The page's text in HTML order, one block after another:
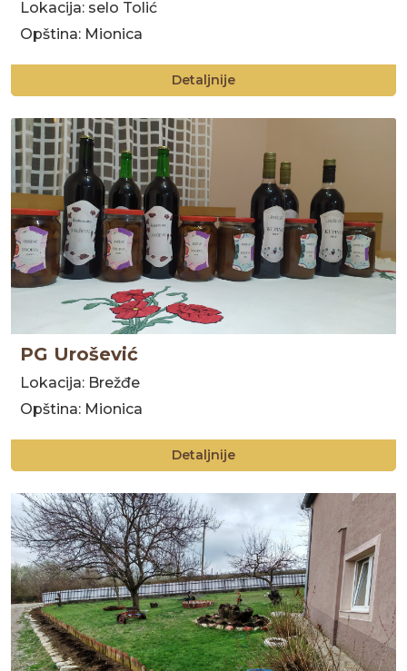
Lokacija: selo Tolić
Opština: Mionica
Detaljnije
PG Urošević
Lokacija: Brežđe
Opština: Mionica
Detaljnije